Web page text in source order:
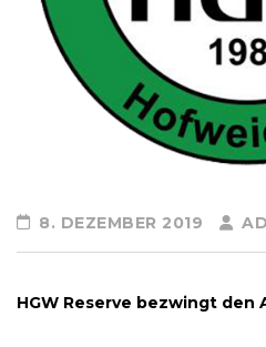
8. DEZEMBER 2019
HGW Reserve bezwingt den